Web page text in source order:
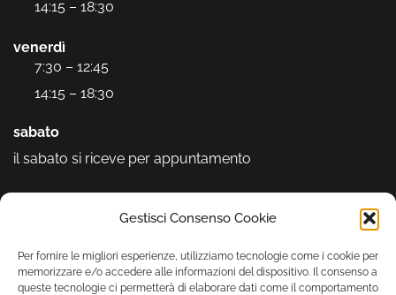
Gestisci Consenso Cookie
Per fornire le migliori esperienze, utilizziamo tecnologie come i cookie per
memorizzare e/o accedere alle informazioni del dispositivo. Il consenso a
queste tecnologie ci permetterà di elaborare dati come il comportamento
14:15 – 18:30
venerdì
7:30 – 12:45
14:15 – 18:30
sabato
il sabato si riceve per appuntamento
Seguici sui social